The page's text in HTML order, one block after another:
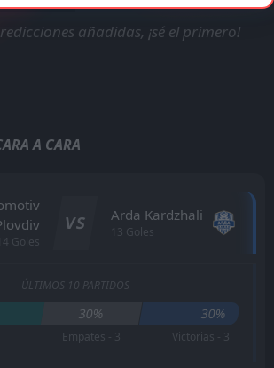
añadidas, ¡sé el primero!
A CARA
14 Goles
VS Arda Kardzhali
13 Goles
ÚLTIMOS 10 PARTIDOS
30% 30%
Empates - 3 Victorias - 3